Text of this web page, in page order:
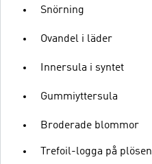
Snörning
Ovandel i läder
Innersula i syntet
Gummiyttersula
Broderade blommor
Trefoil-logga på plösen